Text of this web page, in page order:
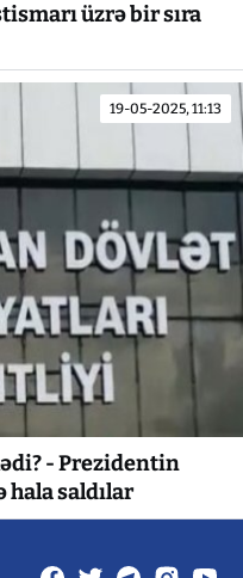
üzrə bir sıra
19-05-2025, 11:13
- Prezidentin
hala saldılar